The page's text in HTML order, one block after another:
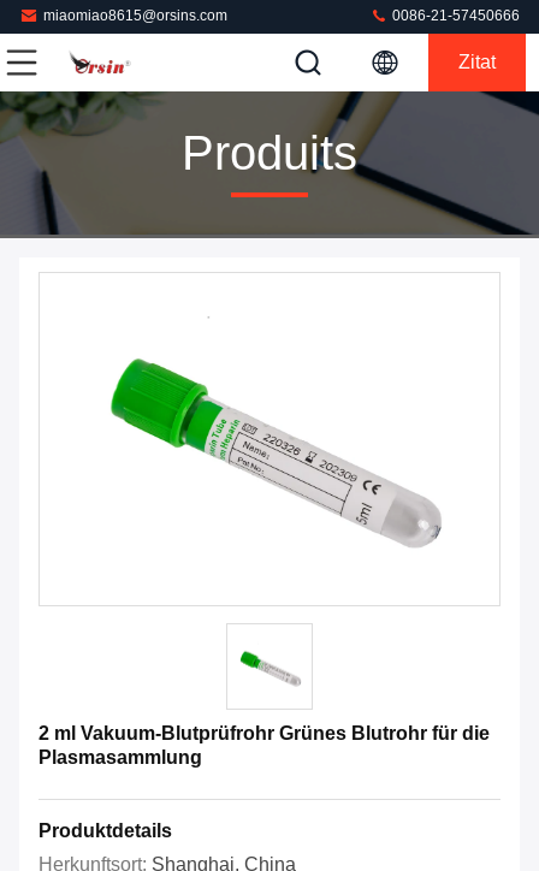
miaomiao8615@orsins.com 0086-21-57450666
Zitat
Produits
2 ml Vakuum-Blutprüfrohr Grünes Blutrohr für die
Plasmasammlung
Produktdetails
Herkunftsort: Shanghai, China